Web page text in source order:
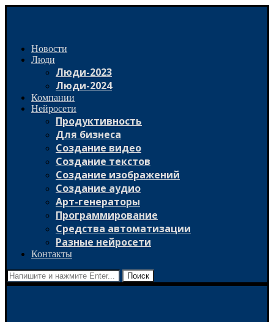
Новости
Люди
Люди-2023
Люди-2024
Компании
Нейросети
Продуктивность
Для бизнеса
Создание видео
Создание текстов
Создание изображений
Создание аудио
Арт-генераторы
Программирование
Средства автоматизации
Разные нейросети
Контакты
Поиск